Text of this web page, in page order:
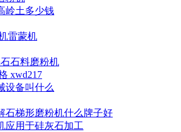
岭土多少钱
雷蒙机
石料磨粉机
xwd217
设备叫什么
石梯形磨粉机什么牌子好
应用于硅灰石加工